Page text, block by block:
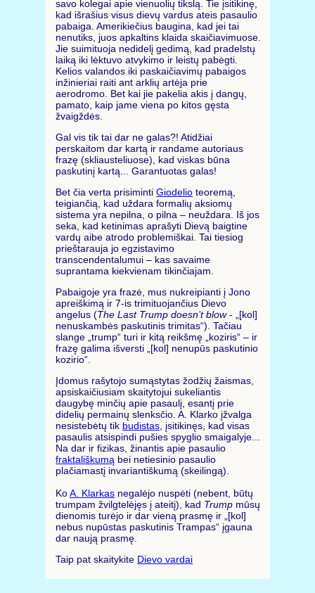
savo kolegai apie vienuolių tikslą. Tie įsitikinę,
kad išrašius visus dievų vardus ateis pasaulio
pabaiga. Amerikiečius baugina, kad jei tai
nenutiks, juos apkaltins klaida skaičiavimuose.
Jie suimituoja nedidelį gedimą, kad pradelstų
laiką iki lėktuvo atvykimo ir leistų pabėgti.
Kelios valandos iki paskaičiavimų pabaigos
inžinieriai raiti ant arklių artėja prie
aerodromo. Bet kai jie pakelia akis į dangų,
pamato, kaip jame viena po kitos gęsta
žvaigždės.
Gal vis tik tai dar ne galas?! Atidžiai
perskaitom dar kartą ir randame autoriaus
frazę (skliausteliuose), kad viskas būna
paskutinį kartą... Garantuotas galas!
Bet čia verta prisimintiGiodelio teoremą,
teigiančią, kad uždara formalių aksiomų
sistema yra nepilna, o pilna – neuždara. Iš jos
seka, kad ketinimas aprašyti Dievą baigtine
vardų aibe atrodo problemiškai. Tai tiesiog
prieštarauja jo egzistavimo
transcendentalumui – kas savaime
suprantama kiekvienam tikinčiajam.
Pabaigoje yra frazė, mus nukreipianti į Jono
apreiškimą ir 7-is trimituojančius Dievo
angelus (The Last Trump doesn’t blow- „[kol]
nenuskambės paskutinis trimitas“). Tačiau
slange „trump“ turi ir kitą reikšmę „koziris“ – ir
frazę galima išversti „[kol] nenupūs paskutinio
kozirio“.
Įdomus rašytojo sumąstytas žodžių žaismas,
apsiskaičiusiam skaitytojui sukeliantis
daugybę minčių apie pasaulį, esantį prie
didelių permainų slenksčio. A. Klarko įžvalga
nesistebėtų tik budistas, įsitikinęs, kad visas
pasaulis atsispindi pušies spyglio smaigalyje...
Na dar ir fizikas, žinantis apie pasaulio
fraktališkumą bei netiesinio pasaulio
plačiamastį invariantiškumą (skeilingą).
KoA. Klarkas negalėjo nuspėti (nebent, būtų
trumpam žvilgtelėjęs į ateitį), kad Trump mūsų
dienomis turėjo ir dar vieną prasmę ir „[kol]
nebus nupūstas paskutinis Trampas“ įgauna
dar naują prasmę.
Taip pat skaitykite Dievo vardai